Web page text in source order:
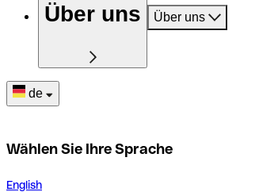
Über uns Über uns
de
Wählen Sie Ihre Sprache
English